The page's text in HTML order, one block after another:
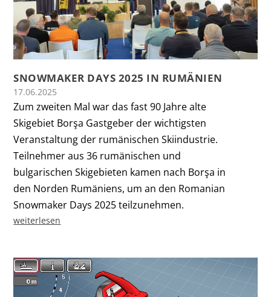
SNOWMAKER DAYS 2025 IN RUMÄNIEN
17.06.2025
Zum zweiten Mal war das fast 90 Jahre alte
Skigebiet Borşa Gastgeber der wichtigsten
Veranstaltung der rumänischen Skiindustrie.
Teilnehmer aus 36 rumänischen und
bulgarischen Skigebieten kamen nach Borşa in
den Norden Rumäniens, um an den Romanian
Snowmaker Days 2025 teilzunehmen.
weiterlesen